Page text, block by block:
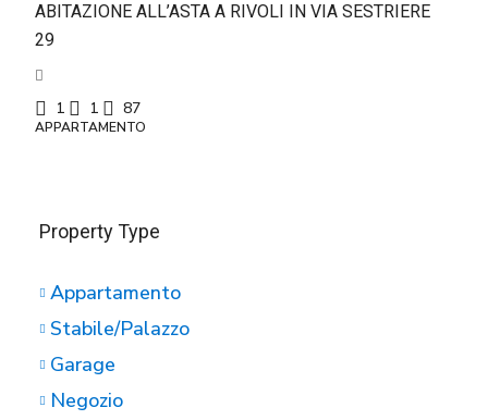
ABITAZIONE ALL’ASTA A RIVOLI IN VIA SESTRIERE
29
1 1 87
APPARTAMENTO
Property Type
Appartamento
Stabile/Palazzo
Garage
Negozio